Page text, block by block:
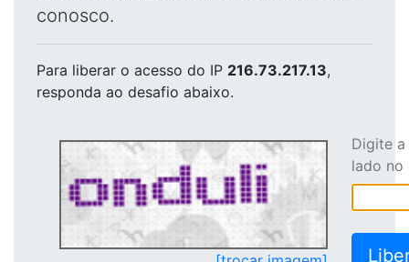
conosco.
Para liberar o acesso do IP 216.73.217.13,
responda ao desafio abaixo.
Digite
lado no